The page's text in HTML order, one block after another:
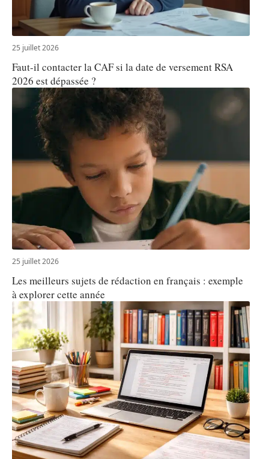
25 juillet 2026
Faut-il contacter la CAF si la date de versement RSA
2026 est dépassée ?
25 juillet 2026
Les meilleurs sujets de rédaction en français : exemple
à explorer cette année